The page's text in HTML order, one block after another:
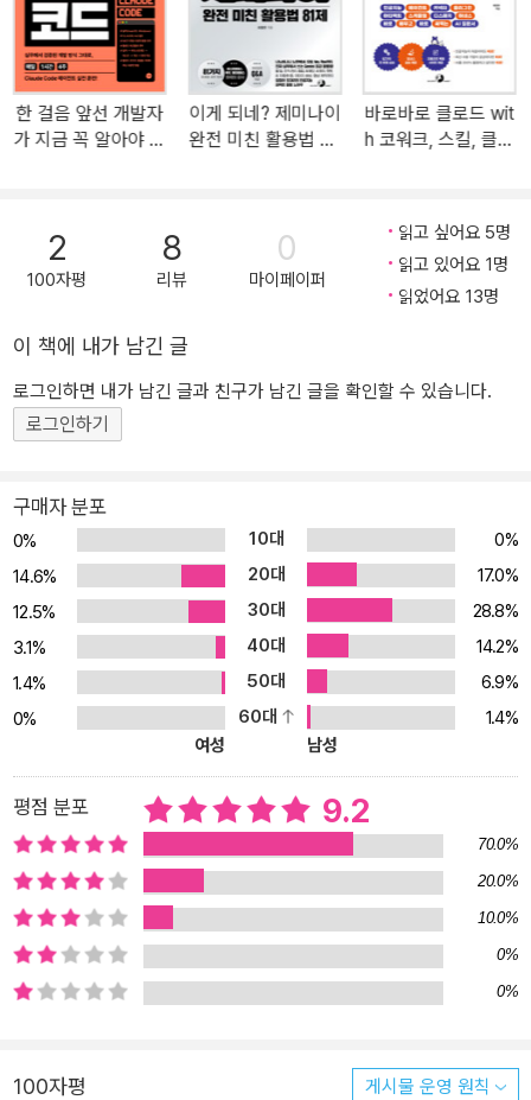
하는 장소 5.5 버킷 정책과 사용자 정책: 액세스 제한 설정 5.6 웹 사
이트 호스팅: 웹 사이트 공개 5.7 파일 업로드와 다운로드: 다양한 파
일 업로드 방법 5.8 액세스 관리 및 변조 방지: 부정한 액세스 감시 5.
9 버전 관리·수명 주기·복제: 저장된 객체 관리 5.10 데이터 분석과 연
계: 저장된 데이터의 분석 5.11 Amazon CloudFront: 콘텐츠 배포 서
크를 사용하자 6.3 기본 VPC: AWS가 제공하는 기본 VPC 6.4 서브
넷과 DHCP: 사용할 범위 선택 6.5 라우팅과 NAT: 공인 IP 주소와 사
설 IP 주소 변환 6.6 인터넷 게이트웨이와 NAT 게이트웨이: VPC에
PC 엔드포인트: 다른 AWS 서비스 및 엔드포인트 서비스와 연결 6.9
VPC 연결: VPC와 VPC의 연결과 VPC와 VPN의 연결 7장 데이터베
이스 서비스 Amazon RDS 7.1 데이터베이스와 RDB: 데이터를 관리
진을 선택한다 7.4 RDS 사용 절차: 데이터베이스를 사용하기까지의
절차 7.5 키 밸류 데이터베이스: 키를 관리하는 데이터베이스 서비스
7.6 그 외의 데이터베이스: 다양한 데이터베이스 서비스를 제공한다
8장 알아 두면 좋은 AWS 서비스 8.1 Amazon Route 53: AWS의 D
NS 서비스 8.2 AWS Lambda: 서버리스 서비스이며 이벤트를 자동
으로 실행한다 8.3 AWS 컨테이너 서비스: 애플리케이션 단위로 실
행할 수 있는 가상 환경
한 걸음 앞선 개발자
가 지금 꼭 알아야 할
이게 되네? 제미나이
완전 미친 활용법 81
바로바로 클로드 wit
h 코워크, 스킬, 클로
2
100자평
8
리뷰
0
마이페이퍼
읽고 싶어요 5명
읽고 있어요 1명
읽었어요 13명
이 책에 내가 남긴 글
로그인하면 내가 남긴 글과 친구가 남긴 글을 확인할 수 있습니다.
로그인하기
구매자 분포
0% 10대
0%
14.6%
20대
17.0%
12.5%
30대
28.8%
3.1%
40대
14.2%
1.4%
50대
6.9%
0%
60대
1.4%
여성
남성
평점 분포 9.2
70.0%
20.0%
10.0%
0%
0%
100자평 게시물 운영 원칙